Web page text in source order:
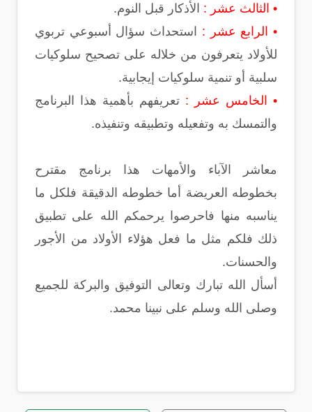
• الثالث عشر : الأذكار قبل النوم.
• الرابع عشر : استحداث سؤال أسبوعي تربوي
للأولاد يتعرفون من خلاله على تصحيح سلوكيات
سلبية أو تنمية سلوكيات إيجابية.
• الخامس عشر : تعريفهم بأهمية هذا البرنامج
والتمسك به وتفعيله وتطبيقه وتنفيذه.
معاشر الآباء والأمهات هذا برنامج مقترح
بخطوطه العريضة أما خطوطه الدقيقة فلكل ما
يناسبه منها فاحرصوا يرحمكم الله على تطبيق
ذلك فلكم مثل ما فعل هؤلاء الأولاد من الأجور
والحسنات.
أسأل الله تبارك وتعالى التوفيق والبركة للجميع
وصلى الله وسلم على نبينا محمد.